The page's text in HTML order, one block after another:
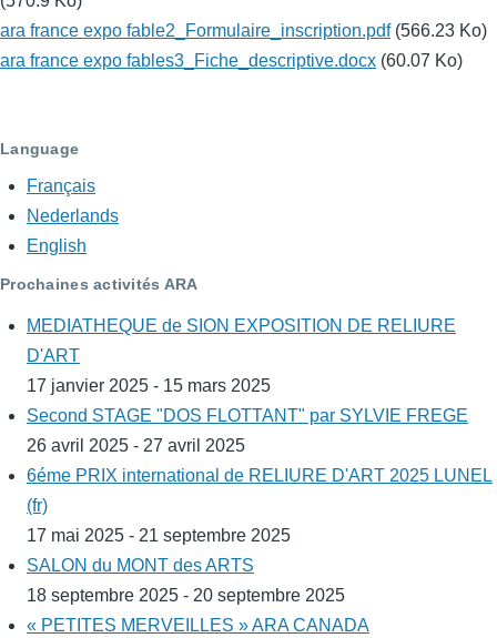
ara france expo fable2_Formulaire_inscription.pdf (566.23 Ko)
ara france expo fables3_Fiche_descriptive.docx (60.07 Ko)
Language
Français
Nederlands
English
Prochaines activités ARA
MEDIATHEQUE de SION EXPOSITION DE RELIURE
D'ART
17 janvier 2025 - 15 mars 2025
Second STAGE "DOS FLOTTANT" par SYLVIE FREGE
26 avril 2025 - 27 avril 2025
6éme PRIX international de RELIURE D'ART 2025 LUNEL
(fr)
17 mai 2025 - 21 septembre 2025
SALON du MONT des ARTS
18 septembre 2025 - 20 septembre 2025
« PETITES MERVEILLES » ARA CANADA